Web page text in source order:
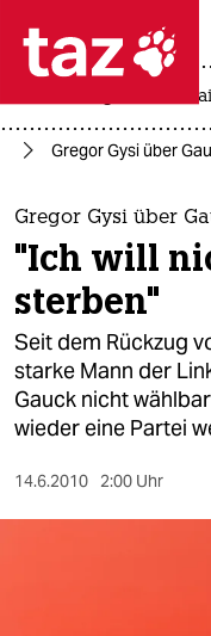
 taz
themen
politik
öko
gesellschaft
kultur
sport
krieg in der
Gregor Gysi über
Gregor Gysi über
"Ich will
sterben"
Seit dem Rückzug
starke Mann der
Gauck nicht
wieder eine Partei
14.6.2010 2:00 Uhr